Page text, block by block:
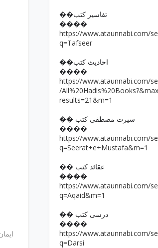
��تفاسیر کتب
����
https://www.ataunnabi.com/
q=Tafseer
��احادیث کتب
����
https://www.ataunnabi.com/
/
results=21&m=1
�� سیرت مصطفی کتب
����
https://www.ataunnabi.com/
q=Seerat+e+Mustafa&m=1
�� عقائد کتب
����
https://www.ataunnabi.com/
q=Aqaid&m=1
�� درسی کتب
����
https://www.ataunnabi.com/
q=Darsi